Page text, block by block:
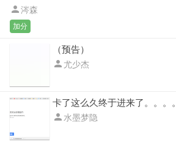
涔森
加分
（预告）
 尤少杰
卡了这么久终于进来了。。。。
水墨梦隐